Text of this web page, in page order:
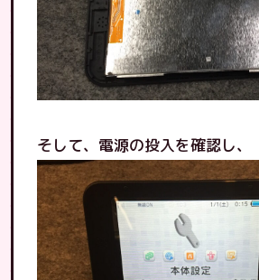
そして、電源の投入を確認し、